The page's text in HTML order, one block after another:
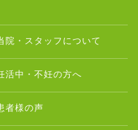
院・スタッフについて
活中・不妊の方へ
者様の声